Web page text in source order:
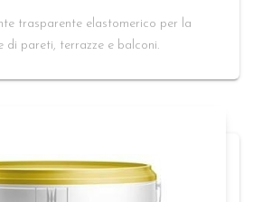
trasparente elastomerico per la
di pareti, terrazze e balconi.